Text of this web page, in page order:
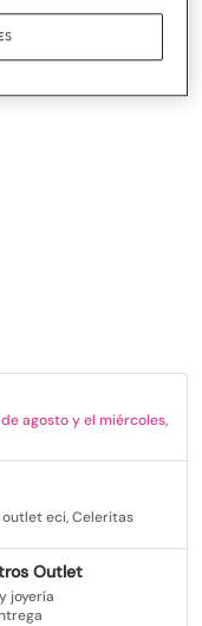
y manga
agosto y el miércoles,
eci, Celeritas
Outlet
joyería